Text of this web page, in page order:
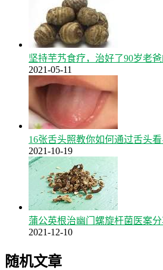
坚持芋艿食疗，治好了90岁老
2021-05-11
16张舌头照教你如何通过舌头
2021-10-19
蒲公英根治幽门螺旋杆菌医案
2021-12-10
随机文章